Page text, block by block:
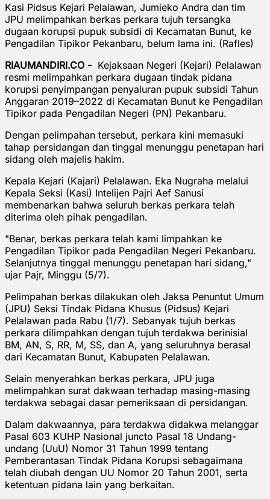
Kasi Pidsus Kejari Pelalawan, Jumieko Andra dan tim
JPU melimpahkan berkas perkara tujuh tersangka
dugaan korupsi pupuk subsidi di Kecamatan Bunut, ke
Pengadilan Tipikor Pekanbaru, belum lama ini. (Rafles)
RIAUMANDIRI.CO - Kejaksaan Negeri (Kejari) Pelalawan
resmi melimpahkan perkara dugaan tindak pidana
korupsi penyimpangan penyaluran pupuk subsidi Tahun
Anggaran 2019–2022 di Kecamatan Bunut ke Pengadilan
Tipikor pada Pengadilan Negeri (PN) Pekanbaru.
Dengan pelimpahan tersebut, perkara kini memasuki
tahap persidangan dan tinggal menunggu penetapan hari
sidang oleh majelis hakim.
Kepala Kejari (Kajari) Pelalawan. Eka Nugraha melalui
Kepala Seksi (Kasi) Intelijen Pajri Aef Sanusi
membenarkan bahwa seluruh berkas perkara telah
diterima oleh pihak pengadilan.
"Benar, berkas perkara telah kami limpahkan ke
Pengadilan Tipikor pada Pengadilan Negeri Pekanbaru.
Selanjutnya tinggal menunggu penetapan hari sidang,"
ujar Pajr, Minggu (5/7).
Pelimpahan berkas dilakukan oleh Jaksa Penuntut Umum
(JPU) Seksi Tindak Pidana Khusus (Pidsus) Kejari
Pelalawan pada Rabu (1/7). Sebanyak tujuh berkas
perkara dilimpahkan dengan tujuh terdakwa berinisial
BM, AN, S, RR, M, SS, dan A, yang seluruhnya berasal
dari Kecamatan Bunut, Kabupaten Pelalawan.
Selain menyerahkan berkas perkara, JPU juga
melimpahkan surat dakwaan terhadap masing-masing
terdakwa sebagai dasar pemeriksaan di persidangan.
Dalam dakwaannya, para terdakwa didakwa melanggar
Pasal 603 KUHP Nasional juncto Pasal 18 Undang-
undang (UuU) Nomor 31 Tahun 1999 tentang
Pemberantasan Tindak Pidana Korupsi sebagaimana
telah diubah dengan UU Nomor 20 Tahun 2001, serta
ketentuan pidana lain yang berkaitan.